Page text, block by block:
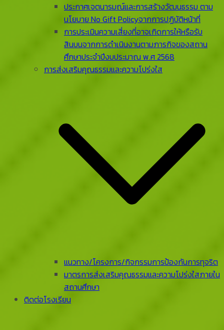
ประกาศเจตนารมณ์และการสร้างวัฒนธรรม ตาม
นโยบาย No Gift Policyจากการปฏิบัติหน้าที่
การประเมินความเสี่ยงที่อาจเกิดการให้หรือรับ
สินบนจากการดําเนินงานตามภารกิจของสถาน
ศึกษาประจําปีงบประมาณ พ.ศ 2568
การส่งเสริมคุณธรรมและความโปร่งใส
แนวทาง/โครงการ/กิจกรรมการป้องกันการทุจริต
มาตรการส่งเสริมคุณธรรมและความโปร่งใสภายใน
สถานศึกษา
ติดต่อโรงเรียน